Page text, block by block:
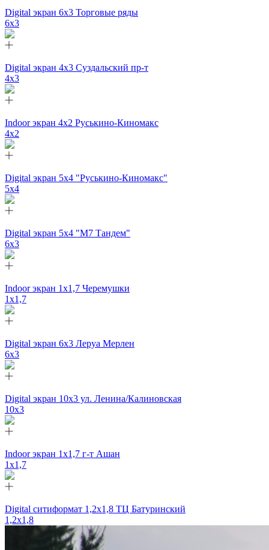
Digital экран 6х3 Торговые ряды
6х3
Digital экран 4х3 Суздальский пр-т
4х3
Indoor экран 4х2 Руськино-Киномакс
4х2
Digital экран 5х4 "Руськино-Киномакс"
5х4
Digital экран 5х4 "М7 Тандем"
6х3
Indoor экран 1х1,7 Черемушки
1x1,7
Digital экран 6х3 Леруа Мерлен
6х3
Digital экран 10х3 ул. Ленина/Калиновская
10х3
Indoor экран 1х1,7 г-т Ашан
1x1,7
Digital ситиформат 1,2х1,8 ТЦ Батуринский
1,2x1,8